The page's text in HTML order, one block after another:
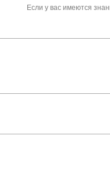
Если у вас имеются